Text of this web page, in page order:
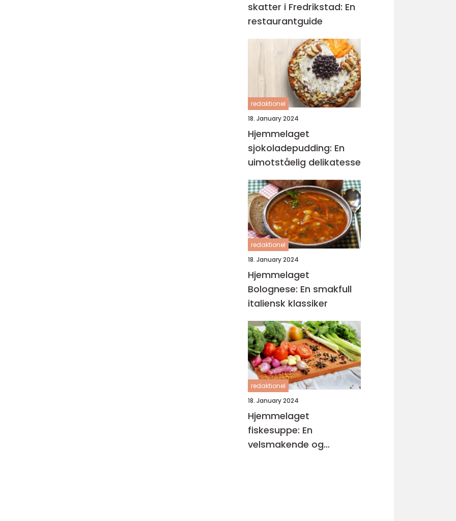
skatter i Fredrikstad: En
restaurantguide
redaktionel
18. January 2024
Hjemmelaget
sjokoladepudding: En
uimotståelig delikatesse
redaktionel
18. January 2024
Hjemmelaget
Bolognese: En smakfull
italiensk klassiker
redaktionel
18. January 2024
Hjemmelaget
fiskesuppe: En
velsmakende og